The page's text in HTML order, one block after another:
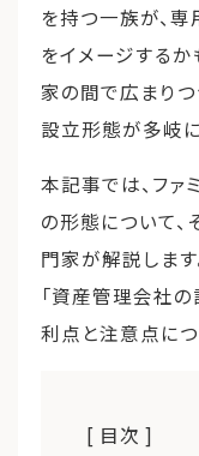
を持つ一族が、専
をイメージするか
家の間で広まりつ
設立形態が多岐に
本記事では、ファ
の形態について、
門家が解説します
「資産管理会社
利点と注意点につ
[ 目次 ]